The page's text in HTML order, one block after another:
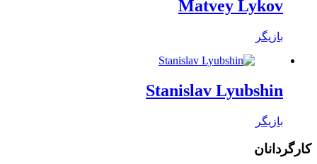
Matvey Lykov
بازیگر
Stanislav Lyubshin
بازیگر
کارگردانان